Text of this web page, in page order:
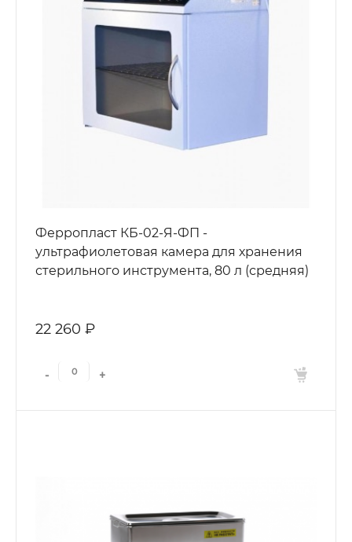
Ферропласт КБ-02-Я-ФП -
ультрафиолетовая камера для хранения
стерильного инструмента, 80 л (средняя)
22 260 ₽
- +